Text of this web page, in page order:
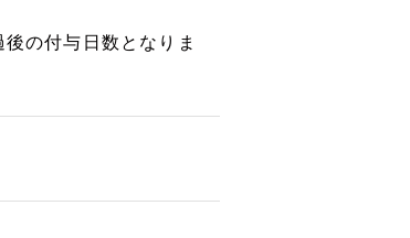
の付与日数となりま